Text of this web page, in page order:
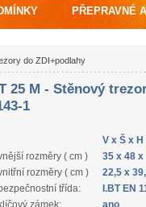
PŘEPRAVNÉ
do ZDI+podlahy
25 M - Stěnový
1
V x Š x H
rozměry ( cm )
35 x 48 x
rozměry ( cm )
22,5 x
třída:
I.BT EN
klíčový zámek:
ano